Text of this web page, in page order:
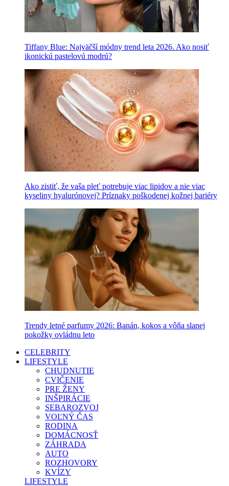
Tiffany Blue: Najväčší módny trend leta 2026. Ako nosiť
ikonickú pastelovú modrú?
Ako zistiť, že vaša pleť potrebuje viac lipidov a nie viac
kyseliny hyalurónovej? Príznaky poškodenej kožnej bariéry
Trendy letné parfumy 2026: Banán, kokos a vôňa slanej
pokožky ovládnu leto
CELEBRITY
LIFESTYLE
CHUDNUTIE
CVIČENIE
PRE ŽENY
INŠPIRÁCIE
SEBAROZVOJ
VOĽNÝ ČAS
RODINA
DOMÁCNOSŤ
ZÁHRADA
AUTO
ROZHOVORY
KVÍZY
LIFESTYLE